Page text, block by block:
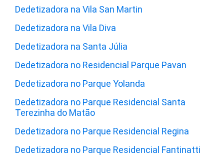
Dedetizadora na Vila San Martin
Dedetizadora na Vila Diva
Dedetizadora na Santa Júlia
Dedetizadora no Residencial Parque Pavan
Dedetizadora no Parque Yolanda
Dedetizadora no Parque Residencial Santa
Terezinha do Matão
Dedetizadora no Parque Residencial Regina
Dedetizadora no Parque Residencial Fantinatti